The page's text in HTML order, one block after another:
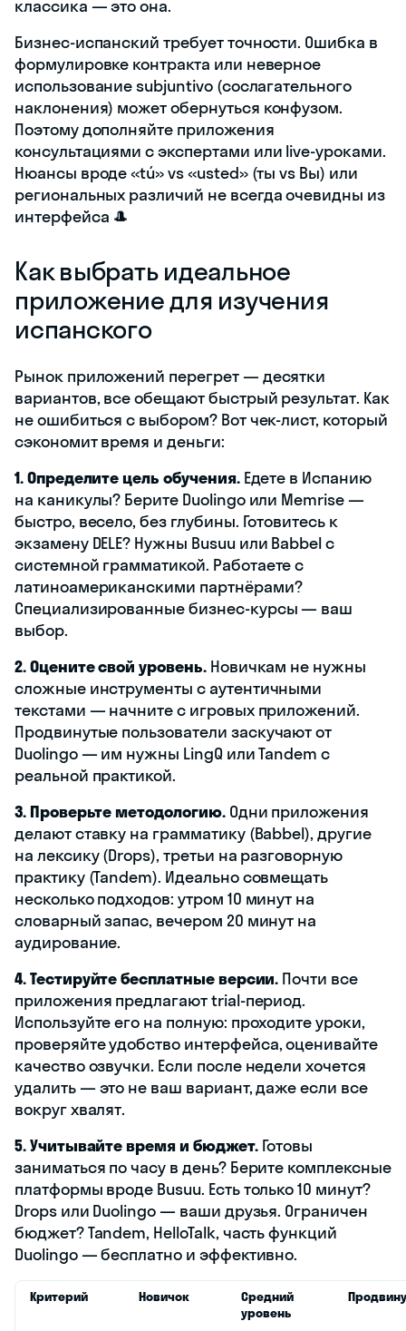
классика — это она.
Бизнес-испанский требует точности. Ошибка в
формулировке контракта или неверное
использование subjuntivo (сослагательного
наклонения) может обернуться конфузом.
Поэтому дополняйте приложения
консультациями с экспертами или live-уроками.
Нюансы вроде «tú» vs «usted» (ты vs Вы) или
региональных различий не всегда очевидны из
интерфейса 🎩
Как выбрать идеальное
приложение для изучения
испанского
Рынок приложений перегрет — десятки
вариантов, все обещают быстрый результат. Как
не ошибиться с выбором? Вот чек-лист, который
сэкономит время и деньги:
1. Определите цель обучения.Едете в Испанию
на каникулы? Берите Duolingo или Memrise —
быстро, весело, без глубины. Готовитесь к
экзамену DELE? Нужны Busuu или Babbel с
системной грамматикой. Работаете с
латиноамериканскими партнёрами?
Специализированные бизнес-курсы — ваш
выбор.
2. Оцените свой уровень.Новичкам не нужны
сложные инструменты с аутентичными
текстами — начните с игровых приложений.
Продвинутые пользователи заскучают от
Duolingo — им нужны LingQ или Tandem с
реальной практикой.
3. Проверьте методологию.Одни приложения
делают ставку на грамматику (Babbel), другие
на лексику (Drops), третьи на разговорную
практику (Tandem). Идеально совмещать
несколько подходов: утром 10 минут на
словарный запас, вечером 20 минут на
аудирование.
4. Тестируйте бесплатные версии. Почти все
приложения предлагают trial-период.
Используйте его на полную: проходите уроки,
проверяйте удобство интерфейса, оценивайте
качество озвучки. Если после недели хочется
удалить — это не ваш вариант, даже если все
вокруг хвалят.
5. Учитывайте время и бюджет.Готовы
заниматься по часу в день? Берите комплексные
платформы вроде Busuu. Есть только 10 минут?
Drops или Duolingo — ваши друзья. Ограничен
бюджет? Tandem, HelloTalk, часть функций
Duolingo — бесплатно и эффективно.
Критерий Новичок
Средний
уровень